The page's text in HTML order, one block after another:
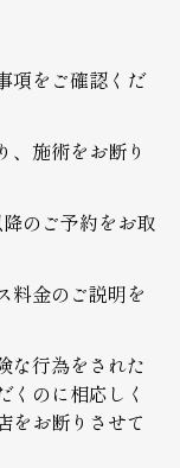
項をご確認くだ
、施術をお断り
のご予約をお取
料金のご説明を
な行為をされた
のに相応しく
をお断りさせて